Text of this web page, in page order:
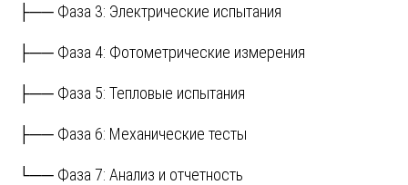
├── Фаза 3: Электрические испытания
├── Фаза 4: Фотометрические измерения
├── Фаза 5: Тепловые испытания
├── Фаза 6: Механические тесты
└── Фаза 7: Анализ и отчетность